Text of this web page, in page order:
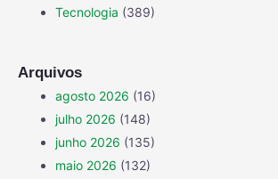
Tecnologia (389)
Arquivos
agosto 2026 (16)
julho 2026 (148)
junho 2026 (135)
maio 2026 (132)